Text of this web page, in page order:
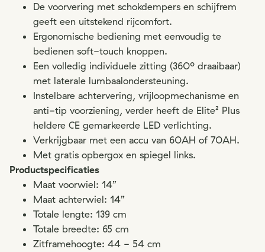
De voorvering met schokdempers en schijfrem
geeft een uitstekend rijcomfort.
Ergonomische bediening met eenvoudig te
bedienen soft-touch knoppen.
Een volledig individuele zitting (360º draaibaar)
met laterale lumbaalondersteuning.
Instelbare achtervering, vrijloopmechanisme en
anti-tip voorziening, verder heeft de Elite² Plus
heldere CE gemarkeerde LED verlichting.
Verkrijgbaar met een accu van 60AH of 70AH.
Met gratis opbergox en spiegel links.
Productspecificaties
Maat voorwiel: 14”
Maat achterwiel: 14”
Totale lengte: 139 cm
Totale breedte: 65 cm
Zitframehoogte: 44 - 54 cm